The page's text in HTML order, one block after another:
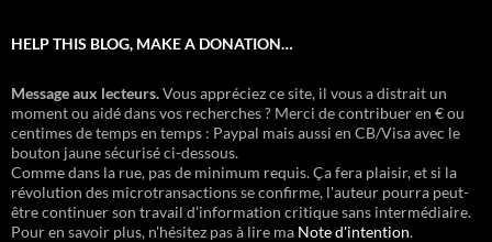
HELP THIS BLOG, MAKE A DONATION…
Message aux lecteurs.Vous appréciez ce site, il vous a distrait un
moment ou aidé dans vos recherches ? Merci de contribuer en € ou
centimes de temps en temps : Paypal mais aussi en CB/Visa avec le
bouton jaune sécurisé ci-dessous.
Comme dans la rue, pas de minimum requis. Ça fera plaisir, et si la
révolution des microtransactions se confirme, l'auteur pourra peut-
être continuer son travail d'information critique sans intermédiaire.
Pour en savoir plus, n'hésitez pas à lire ma Note d'intention.